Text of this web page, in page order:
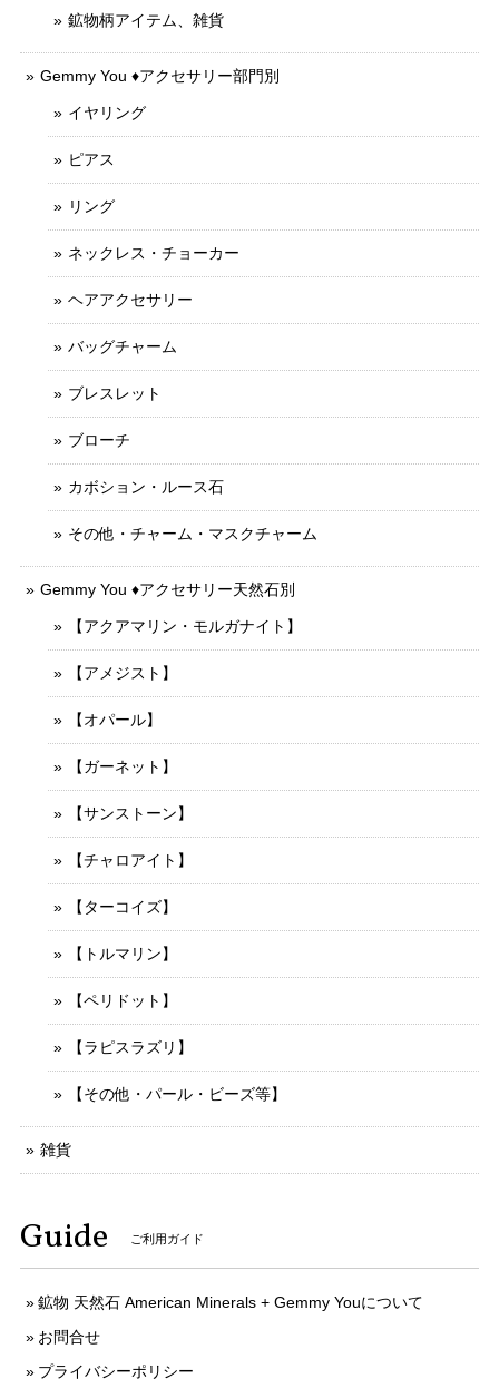
鉱物柄アイテム、雑貨
Gemmy You ♦︎アクセサリー部門別
イヤリング
ピアス
リング
ネックレス・チョーカー
ヘアアクセサリー
バッグチャーム
ブレスレット
ブローチ
カボション・ルース石
その他・チャーム・マスクチャーム
Gemmy You ♦︎アクセサリー天然石別
【アクアマリン・モルガナイト】
【アメジスト】
【オパール】
【ガーネット】
【サンストーン】
【チャロアイト】
【ターコイズ】
【トルマリン】
【ペリドット】
【ラピスラズリ】
【その他・パール・ビーズ等】
雑貨
Guide ご利用ガイド
鉱物 天然石 American Minerals + Gemmy Youについて
お問合せ
プライバシーポリシー